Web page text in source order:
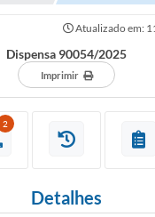
Atualizado em:
Dispensa 90054/2025
Imprimir
2
Detalhes